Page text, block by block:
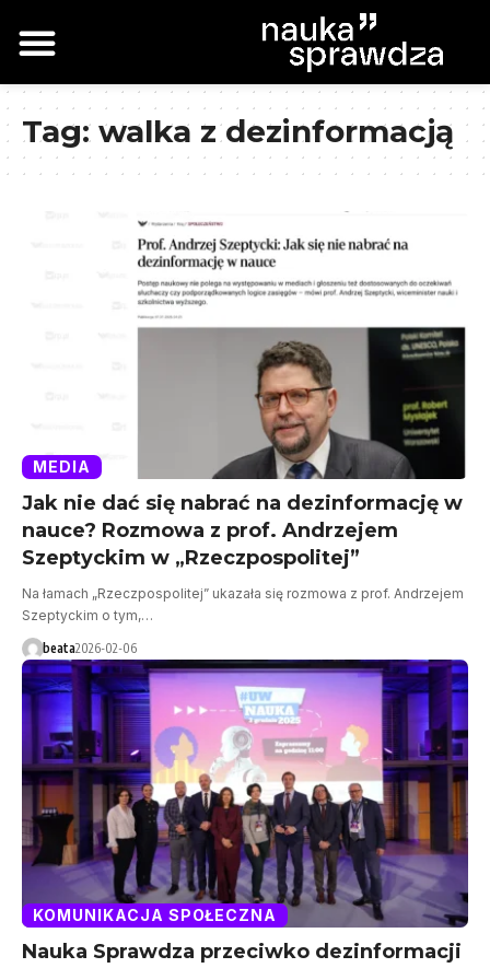
Tag: walka z dezinformacją
MEDIA
Jak nie dać się nabrać na dezinformację w
nauce? Rozmowa z prof. Andrzejem
Szeptyckim w „Rzeczpospolitej”
Na łamach „Rzeczpospolitej” ukazała się rozmowa z prof. Andrzejem
Szeptyckim o tym,…
beata2026-02-06
KOMUNIKACJA SPOŁECZNA
Nauka Sprawdza przeciwko dezinformacji